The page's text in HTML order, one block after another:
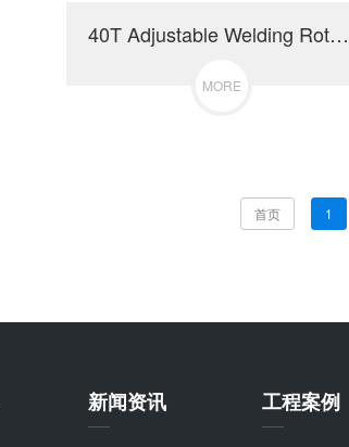
40T Adjustable Welding Rotator with Manual Orbital Movement&Additional Groove Rollers
MORE
首页 1
新闻资讯 工程案例